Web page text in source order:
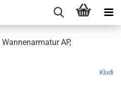
AP,
Kludi